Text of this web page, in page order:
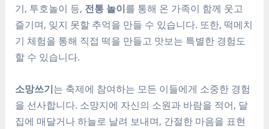
기, 투호놀이 등, 전통 놀이를 통해 온 가족이 함께 웃고
즐기며, 잊지 못할 추억을 만들 수 있습니다. 또한, 떡메치
기 체험을 통해 직접 떡을 만들고 맛보는 특별한 경험도
할 수 있습니다.
소망쓰기는 축제에 참여하는 모든 이들에게 소중한 경험
을 선사합니다. 소망지에 자신의 소원과 바람을 적어, 달
집에 매달거나 하늘로 날려 보내며, 간절한 마음을 표현